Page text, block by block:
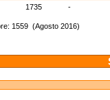
1735 -
1559 (Agosto 2016)